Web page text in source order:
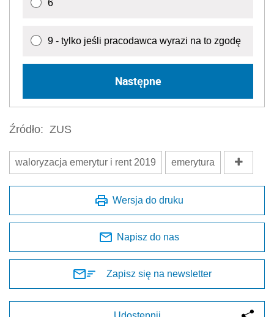
6
9 - tylko jeśli pracodawca wyrazi na to zgodę
Następne
Źródło: ZUS
waloryzacja emerytur i rent 2019 emerytura
Wersja do druku
Napisz do nas
Zapisz się na newsletter